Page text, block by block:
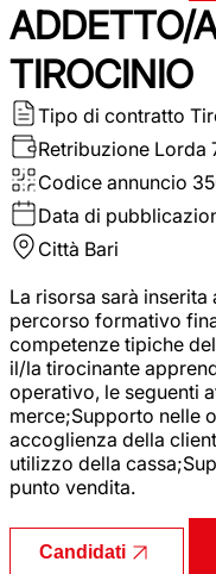
ADDETTO/
TIROCINIO
Tipo di contratto
Retribuzione Lorda
Codice annuncio
Data di
Città Bari
La risorsa sarà
percorso formativo
competenze tipiche
il/la tirocinante
operativo, le seguenti
merce;Supporto nelle
accoglienza della
utilizzo della
punto vendita.
Candidati